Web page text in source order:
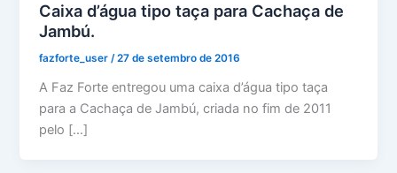
Caixa d’água tipo taça para Cachaça de
Jambú.
fazforte_user/27 de setembro de 2016
A Faz Forte entregou uma caixa d’água tipo taça
para a Cachaça de Jambú, criada no fim de 2011
pelo […]